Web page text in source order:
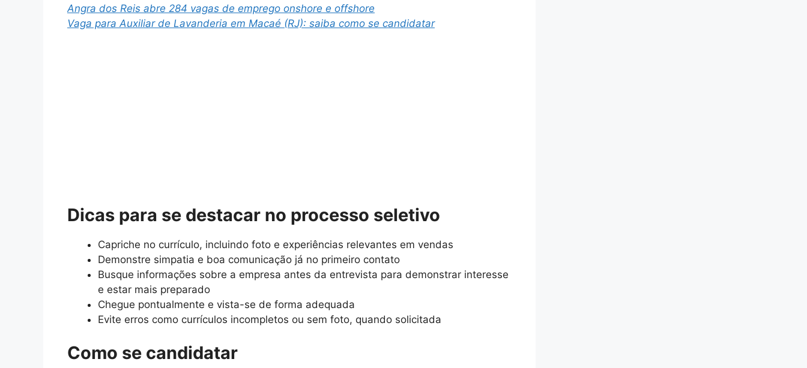
Angra dos Reis abre 284 vagas de emprego onshore e offshore
Vaga para Auxiliar de Lavanderia em Macaé (RJ): saiba como se candidatar
Dicas para se destacar no processo seletivo
Capriche no currículo, incluindo foto e experiências relevantes em vendas
Demonstre simpatia e boa comunicação já no primeiro contato
Busque informações sobre a empresa antes da entrevista para demonstrar interesse
e estar mais preparado
Chegue pontualmente e vista-se de forma adequada
Evite erros como currículos incompletos ou sem foto, quando solicitada
Como se candidatar